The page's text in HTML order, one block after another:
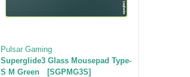
Pulsar Gaming
Superglide3 Glass Mousepad Type-
S M Green [SGPMG3S]